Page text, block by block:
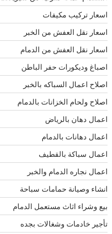
اسعار تركيب مكيفات
اسعار نقل العفش من الخبر
اسعار نقل العفش من الدمام
اصباغ وديكورات حفر الباطن
اصلاح اعمال السباكه بالخبر
اصلاح ولحام الخزانات بالدمام
اعمال دهان بالرياض
اعمال دهانات بالدمام
اعمال سباكة بالقطيف
اعمال نجاره الدمام والخبر
انشاء وصيانة حمامات سباحة
بيع وشراء اثاث مستعمل الدمام
تأجير خادمات وشغالات بجده